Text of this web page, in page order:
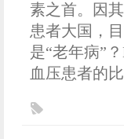
素之首。因
患者大国，
是“老年病”
血压患者的